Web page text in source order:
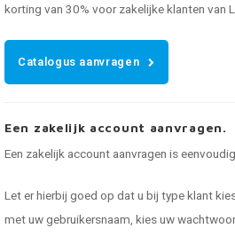
korting van 30% voor zakelijke klanten van
Catalogus aanvragen
Een zakelijk account aanvragen.
Een zakelijk account aanvragen is
Let er hierbij goed op dat u bij type klant
met uw gebruikersnaam, kies uw